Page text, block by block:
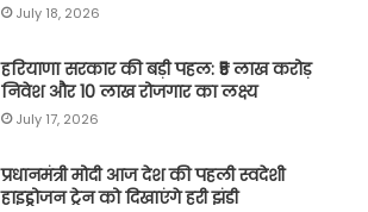
July 18, 2026
हरियाणा सरकार की बड़ी पहल: ₹5 लाख करोड़
निवेश और 10 लाख रोजगार का लक्ष्य
July 17, 2026
प्रधानमंत्री मोदी आज देश की पहली स्वदेशी
हाइड्रोजन ट्रेन को दिखाएंगे हरी झंडी